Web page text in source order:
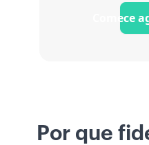
Comece
Por que